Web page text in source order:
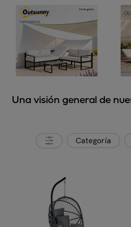
Una visión general de
Categoría